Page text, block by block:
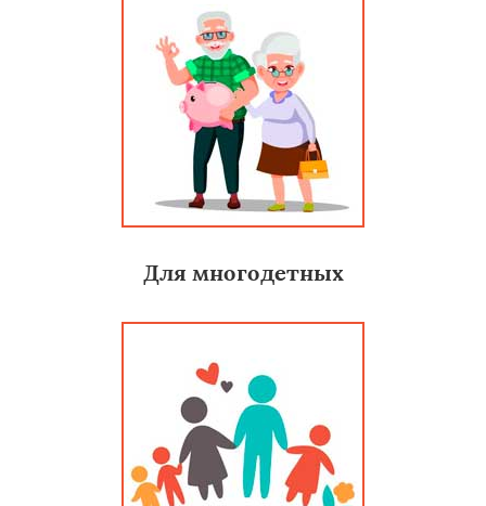
Для многодетных